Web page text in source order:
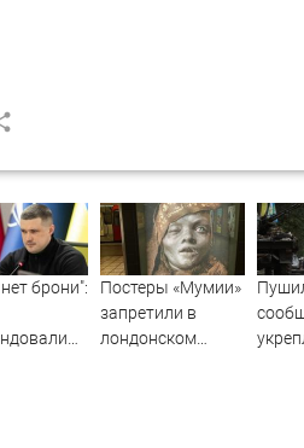
брони":
Постеры «Мумии»
запретили в
лондонском